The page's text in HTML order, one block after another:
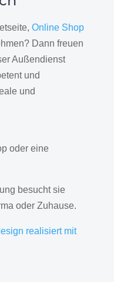
Online Shop
Dann freuen
Außendienst
und
und
oder eine
besucht sie
oder Zuhause.
realisiert mit